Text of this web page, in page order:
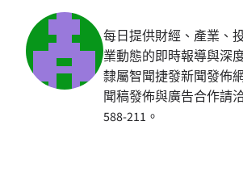
每日提供財經、產業、
業動態的即時報導與深
隸屬智聞捷發新聞發佈
聞稿發佈與廣告合作請
588-211。